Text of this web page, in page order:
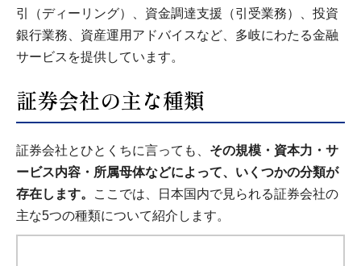
引（ディーリング）、資金調達支援（引受業務）、投資
銀行業務、資産運用アドバイスなど、多岐にわたる金融
サービスを提供しています。
証券会社の主な種類
証券会社とひとくちに言っても、 その規模・資本力・サ
ービス内容・所属母体などによって、いくつかの分類が
存在します。
ここでは、日本国内で見られる証券会社の
主な5つの種類について紹介します。